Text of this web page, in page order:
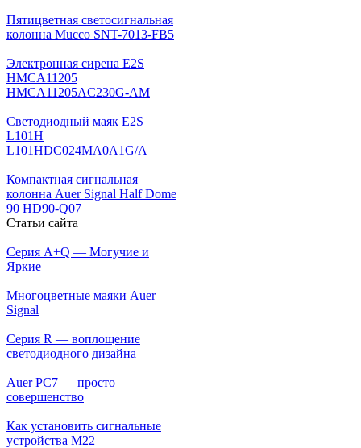
Пятицветная светосигнальная
колонна Mucco SNT-7013-FB5
Электронная сирена E2S
HMCA11205
HMCA11205AC230G-AM
Светодиодный маяк E2S
L101H
L101HDC024MA0A1G/A
Компактная сигнальная
колонна Auer Signal Half Dome
90 HD90-Q07
Статьи сайта
Серия A+Q — Могучие и
Яркие
Многоцветные маяки Auer
Signal
Серия R — воплощение
светодиодного дизайна
Auer PC7 — просто
совершенство
Как установить сигнальные
устройства М22